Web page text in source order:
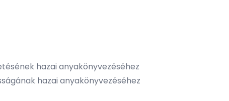
hazai anyakönyvezéséhez
hazai anyakönyvezéséhez